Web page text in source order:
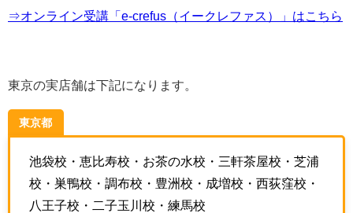
⇒オンライン受講「e-crefus（イークレファス）」はこちら
東京の実店舗は下記になります。
東京都
池袋校・恵比寿校・お茶の水校・三軒茶屋校・芝浦
校・巣鴨校・調布校・豊洲校・成増校・西荻窪校・
八王子校・二子玉川校・練馬校